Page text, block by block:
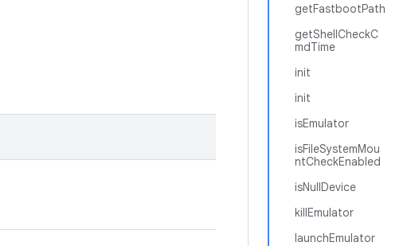
getFastbootPath
getShellCheckC
mdTime
init
init
isEmulator
isFileSystemMou
ntCheckEnabled
isNullDevice
killEmulator
launchEmulator